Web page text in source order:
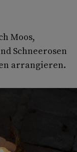
Moos,
Schneerosen
arrangieren.